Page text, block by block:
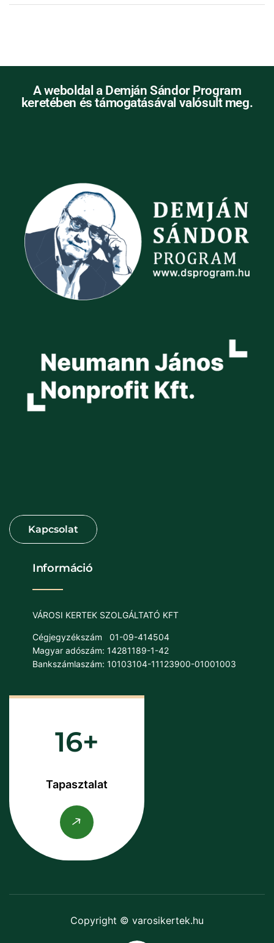
A weboldal a Demján Sándor Program
keretében és támogatásával valósult meg.
Információ
VÁROSI KERTEK SZOLGÁLTATÓ KFT
Cégjegyzékszám
01-09-414504
Magyar adószám: 14281189-1-42
Bankszámlaszám: 10103104-11123900-01001003
16
Tapasztalat
Copyright © varosikertek.hu